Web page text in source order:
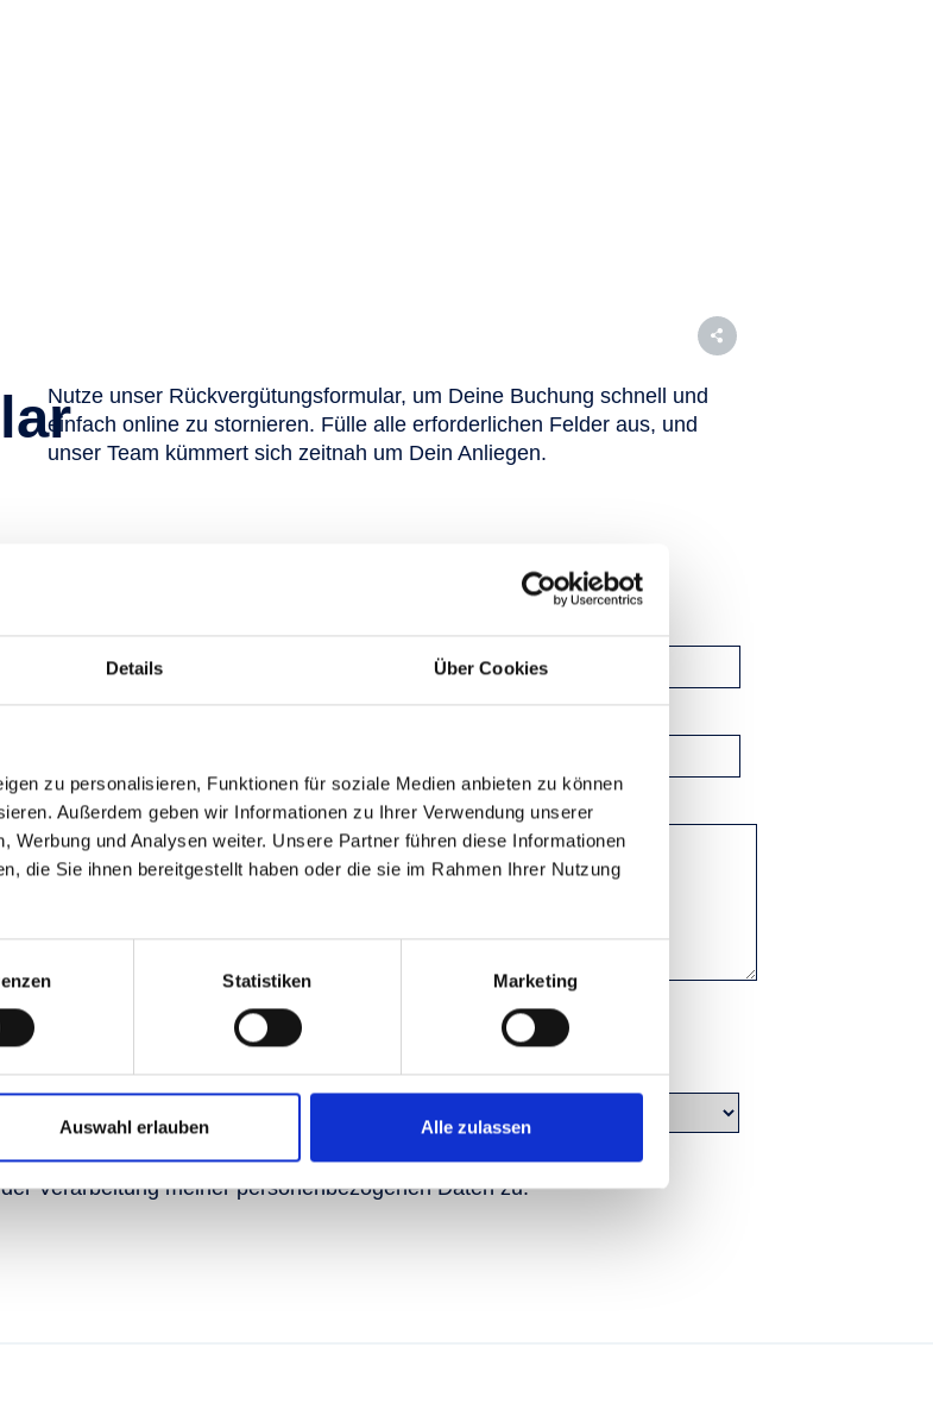
Details Über Cookies
zu personalisieren, Funktionen für soziale Medien anbieten zu können
Außerdem geben wir Informationen zu Ihrer Verwendung unserer
Werbung und Analysen weiter. Unsere Partner führen diese Informationen
die Sie ihnen bereitgestellt haben oder die sie im Rahmen Ihrer Nutzung
Statistiken Marketing
Auswahl erlauben Alle zulassen
Nutze unser Rückvergütungsformular, um Deine Buchung schnell und
einfach online zu stornieren. Fülle alle erforderlichen Felder aus, und
unser Team kümmert sich zeitnah um Dein Anliegen.
hochladen* Beleg(e) beigefügt
Verarbeitung meiner personenbezogenen Daten zu.